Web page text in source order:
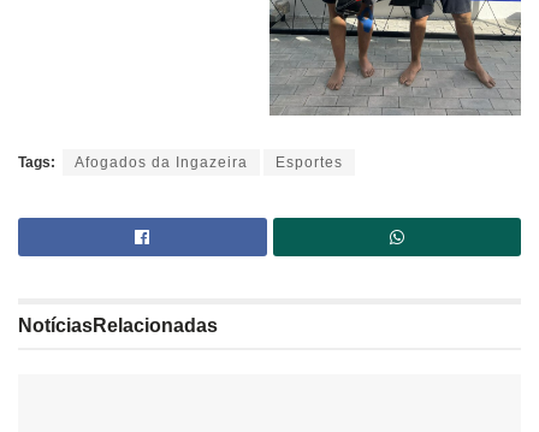
Tags: Afogados da Ingazeira Esportes
NotíciasRelacionadas